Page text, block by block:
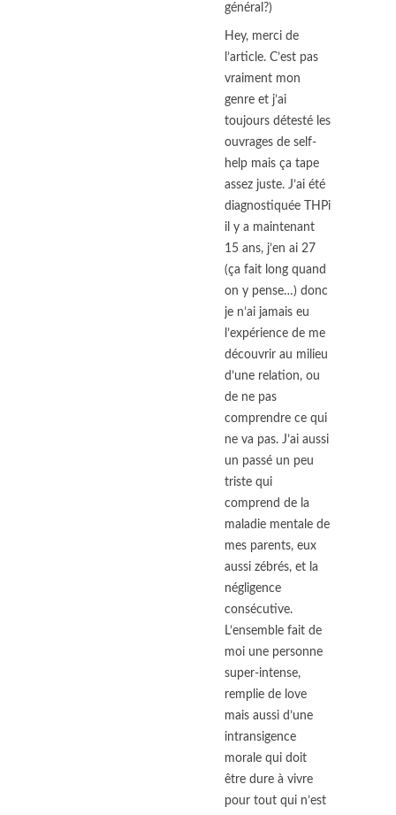
général?)
Hey, merci de
l’article. C’est pas
vraiment mon
genre et j’ai
toujours détesté les
ouvrages de self-
help mais ça tape
assez juste. J’ai été
diagnostiquée THPi
il y a maintenant
15 ans, j’en ai 27
(ça fait long quand
on y pense…) donc
je n’ai jamais eu
l’expérience de me
découvrir au milieu
d’une relation, ou
de ne pas
comprendre ce qui
ne va pas. J’ai aussi
un passé un peu
triste qui
comprend de la
maladie mentale de
mes parents, eux
aussi zébrés, et la
négligence
consécutive.
L’ensemble fait de
moi une personne
super-intense,
remplie de love
mais aussi d’une
intransigence
morale qui doit
être dure à vivre
pour tout qui n’est